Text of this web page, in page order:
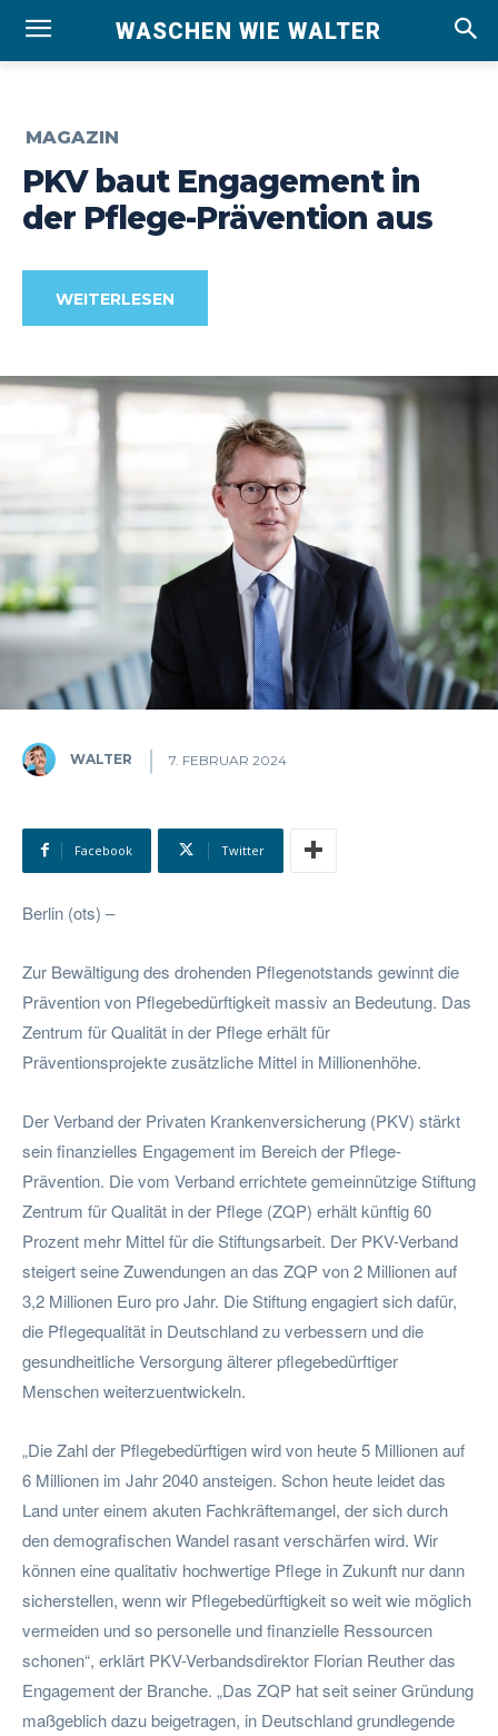
WASCHEN WIE WALTER
MAGAZIN
PKV baut Engagement in
der Pflege-Prävention aus
WEITERLESEN
WALTER 7. FEBRUAR 2024
Facebook Twitter
Berlin (ots) –
Zur Bewältigung des drohenden Pflegenotstands gewinnt die
Prävention von Pflegebedürftigkeit massiv an Bedeutung. Das
Zentrum für Qualität in der Pflege erhält für
Präventionsprojekte zusätzliche Mittel in Millionenhöhe.
Der Verband der Privaten Krankenversicherung (PKV) stärkt
sein finanzielles Engagement im Bereich der Pflege-
Prävention. Die vom Verband errichtete gemeinnützige Stiftung
Zentrum für Qualität in der Pflege (ZQP) erhält künftig 60
Prozent mehr Mittel für die Stiftungsarbeit. Der PKV-Verband
steigert seine Zuwendungen an das ZQP von 2 Millionen auf
3,2 Millionen Euro pro Jahr. Die Stiftung engagiert sich dafür,
die Pflegequalität in Deutschland zu verbessern und die
gesundheitliche Versorgung älterer pflegebedürftiger
Menschen weiterzuentwickeln.
„Die Zahl der Pflegebedürftigen wird von heute 5 Millionen auf
6 Millionen im Jahr 2040 ansteigen. Schon heute leidet das
Land unter einem akuten Fachkräftemangel, der sich durch
den demografischen Wandel rasant verschärfen wird. Wir
können eine qualitativ hochwertige Pflege in Zukunft nur dann
sicherstellen, wenn wir Pflegebedürftigkeit so weit wie möglich
vermeiden und so personelle und finanzielle Ressourcen
schonen“, erklärt PKV-Verbandsdirektor Florian Reuther das
Engagement der Branche. „Das ZQP hat seit seiner Gründung
maßgeblich dazu beigetragen, in Deutschland grundlegende